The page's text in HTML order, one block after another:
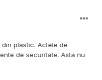
plastic. Actele de
de securitate. Asta nu